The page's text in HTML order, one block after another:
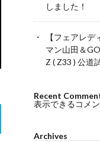
しました！
【フェアレ
マン山田＆
Z ( Z33 ) 公道
Recent
表示できるコメ
Archives